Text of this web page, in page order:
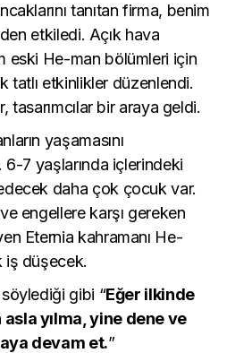
tanıtan firma, benim
etkiledi. Açık hava
eski He-man bölümleri için
tatlı etkinlikler düzenlendi.
tasarımcılar bir araya geldi.
yaşamasını
6-7 yaşlarında içlerindeki
daha çok çocuk var.
engellere karşı gereken
Eternia kahramanı He-
iş düşecek.
gibi “Eğer ilkinde
yılma, yine dene ve
devam et.”